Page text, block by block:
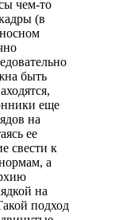
чем-то
(в
быть
еще
на
ее
свести к
а
на
подход